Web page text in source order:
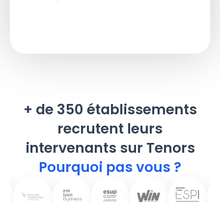
+ de 350 établissements
recrutent leurs
intervenants sur Tenors
Pourquoi pas vous ?